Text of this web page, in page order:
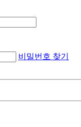
비밀번호 찾기